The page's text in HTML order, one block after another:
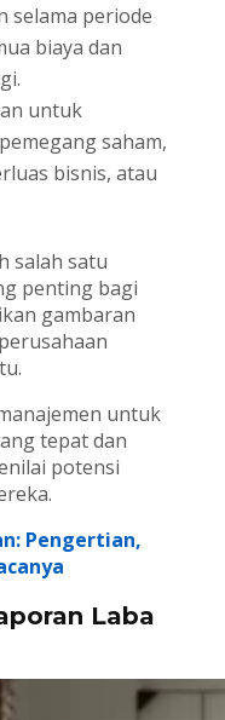
selama periode
biaya dan
untuk
saham,
bisnis, atau
salah satu
penting bagi
gambaran
untuk
tepat dan
potensi
Pengertian,
Laba